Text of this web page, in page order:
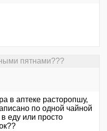
пятнами???
в аптеке расторопшу,
по одной чайной
еду или просто